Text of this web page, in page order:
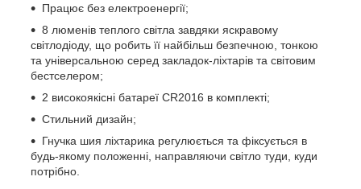
Працює без електроенергії;
8 люменів теплого світла завдяки яскравому
світлодіоду, що робить її найбільш безпечною, тонкою
та універсальною серед закладок-ліхтарів та світовим
бестселером;
2 високоякісні батареї CR2016 в комплекті;
Стильний дизайн;
Гнучка шия ліхтарика регулюється та фіксується в
будь-якому положенні, направляючи світло туди, куди
потрібно.